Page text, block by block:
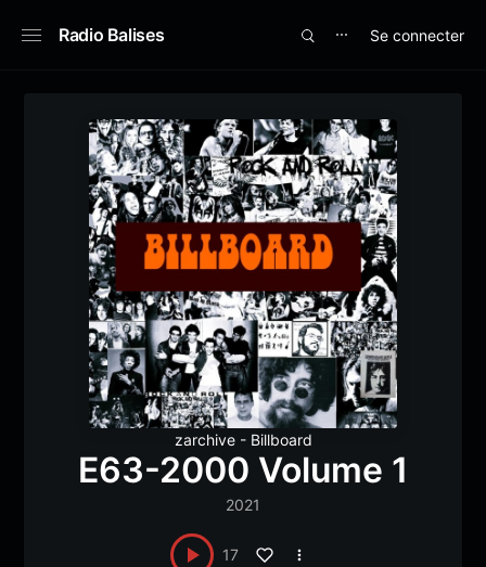
Radio Balises ⋯ Se connecter
zarchive - Billboard
E63-2000 Volume 1
2021
17